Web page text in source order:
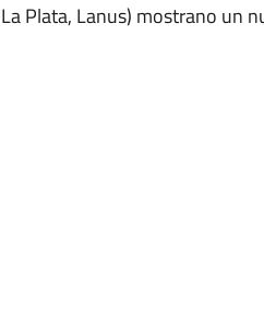
Plata, Lanus) mostrano un